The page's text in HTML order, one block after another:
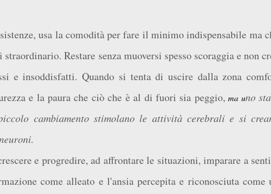
usa la comodità per fare il minimo indispensabile ma
Restare senza muoversi spesso scoraggia e non
e insoddisfatti. Quando si tenta di uscire dalla zona
e la paura che ciò che è al di fuori sia peggio, ma uno
cambiamento stimolano le attività cerebrali e si
e progredire, ad affrontare le situazioni, imparare a
come alleato e l'ansia percepita e riconosciuta come